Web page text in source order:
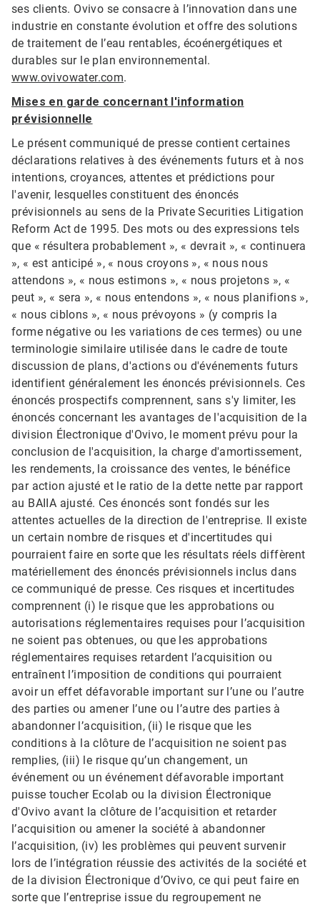
ses clients. Ovivo se consacre à l’innovation dans une
industrie en constante évolution et offre des solutions
de traitement de l’eau rentables, écoénergétiques et
durables sur le plan environnemental.
www.ovivowater.com.
Mises en garde concernant l'information
prévisionnelle
Le présent communiqué de presse contient certaines
déclarations relatives à des événements futurs et à nos
intentions, croyances, attentes et prédictions pour
l'avenir, lesquelles constituent des énoncés
prévisionnels au sens de la Private Securities Litigation
Reform Act de 1995. Des mots ou des expressions tels
que « résultera probablement », « devrait », « continuera
», « est anticipé », « nous croyons », « nous nous
attendons », « nous estimons », « nous projetons », «
peut », « sera », « nous entendons », « nous planifions »,
« nous ciblons », « nous prévoyons » (y compris la
forme négative ou les variations de ces termes) ou une
terminologie similaire utilisée dans le cadre de toute
discussion de plans, d'actions ou d'événements futurs
identifient généralement les énoncés prévisionnels. Ces
énoncés prospectifs comprennent, sans s'y limiter, les
énoncés concernant les avantages de l'acquisition de la
division Électronique d'Ovivo, le moment prévu pour la
conclusion de l'acquisition, la charge d'amortissement,
les rendements, la croissance des ventes, le bénéfice
par action ajusté et le ratio de la dette nette par rapport
au BAIIA ajusté. Ces énoncés sont fondés sur les
attentes actuelles de la direction de l'entreprise.​​​​​​​ Il existe
un certain nombre de risques et d'incertitudes qui
pourraient faire en sorte que les résultats réels diffèrent
matériellement des énoncés prévisionnels inclus dans
ce communiqué de presse. Ces risques et incertitudes
comprennent (i) le risque que les approbations ou
autorisations réglementaires requises pour l’acquisition
ne soient pas obtenues, ou que les approbations
réglementaires requises retardent l’acquisition ou
entraînent l’imposition de conditions qui pourraient
avoir un effet défavorable important sur l’une ou l’autre
des parties ou amener l’une ou l’autre des parties à
abandonner l’acquisition, (ii) le risque que les
conditions à la clôture de l’acquisition ne soient pas
remplies, (iii) le risque qu’un changement, un
événement ou un événement défavorable important
puisse toucher Ecolab ou la division Électronique
d'Ovivo avant la clôture de l’acquisition et retarder
l’acquisition ou amener la société à abandonner
l’acquisition, (iv) les problèmes qui peuvent survenir
lors de l’intégration réussie des activités de la société et
de la division Électronique d’Ovivo, ce qui peut faire en
sorte que l’entreprise issue du regroupement ne